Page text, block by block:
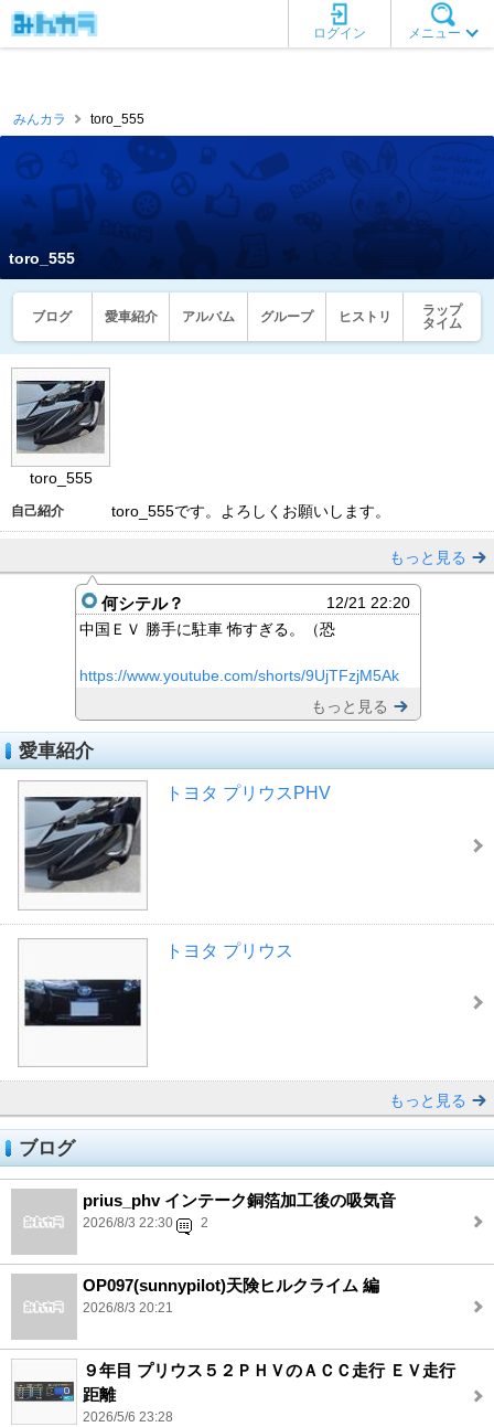
メニュー
ログイン
みんカラ toro_555
toro_555
ブログ 愛車紹介 アルバム グループ ヒストリ
ラップ
タイム
toro_555
自己紹介 toro_555です。よろしくお願いします。
もっと見る
何シテル？
12/21 22:20
中国ＥＶ 勝手に駐車 怖すぎる。（恐
https://www.youtube.com/shorts/9UjTFzjM5Ak
もっと見る
愛車紹介
トヨタ プリウスPHV
トヨタ プリウス
もっと見る
ブログ
prius_phv インテーク銅箔加工後の吸気音
2026/8/3 22:30 2
OP097(sunnypilot)天険ヒルクライム 編
2026/8/3 20:21
９年目 プリウス５２ＰＨＶのＡＣＣ走行 ＥＶ走行
距離
2026/5/6 23:28